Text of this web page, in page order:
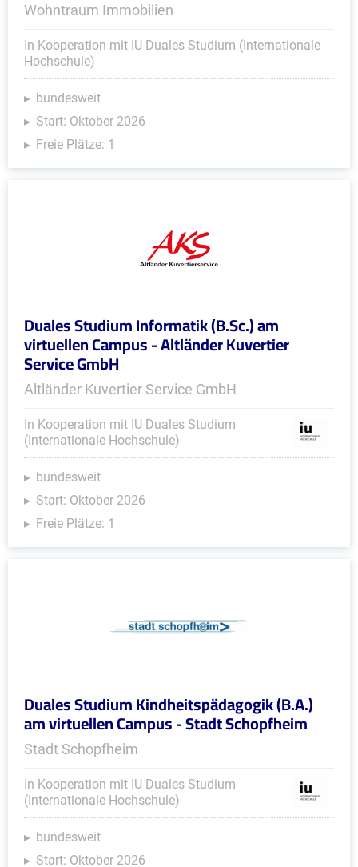
Wohntraum Immobilien
In Kooperation mit IU Duales Studium (Internationale
Hochschule)
bundesweit
Start: Oktober 2026
Freie Plätze: 1
Duales Studium Informatik (B.Sc.) am
virtuellen Campus - Altländer Kuvertier
Service GmbH
Altländer Kuvertier Service GmbH
In Kooperation mit IU Duales Studium
(Internationale Hochschule)
bundesweit
Start: Oktober 2026
Freie Plätze: 1
Duales Studium Kindheitspädagogik (B.A.)
am virtuellen Campus - Stadt Schopfheim
Stadt Schopfheim
In Kooperation mit IU Duales Studium
(Internationale Hochschule)
bundesweit
Start: Oktober 2026